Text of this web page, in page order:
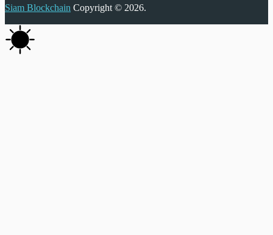
Siam Blockchain Copyright © 2026.